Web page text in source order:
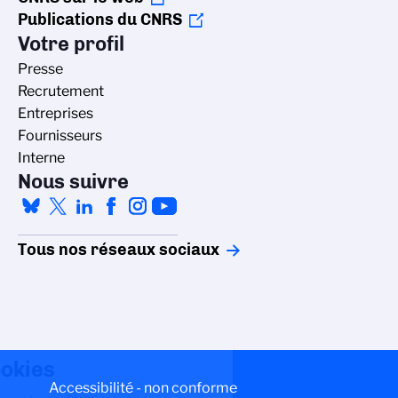
Publications du CNRS
Votre profil
Presse
Recrutement
Entreprises
Fournisseurs
Interne
Nous suivre
Tous nos réseaux sociaux
Accessibilité - non conforme
Gestion des cookies
La politique de gestion des cookies du